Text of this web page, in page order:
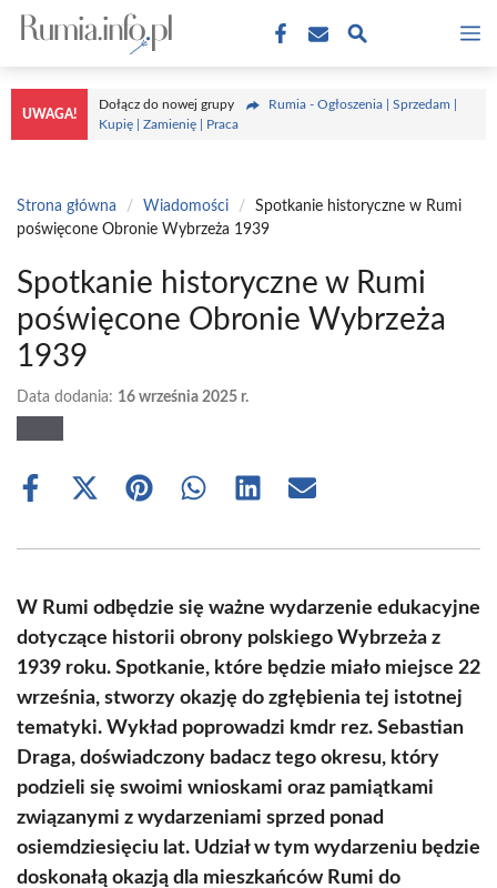
Przejdź
treści
UWAGA!
Dołącz do nowej grupy
Rumia - Ogłoszenia | Sprzedam |
Kupię | Zamienię | Praca
Strona główna / Wiadomości /
Spotkanie historyczne w Rumi
poświęcone Obronie Wybrzeża 1939
Spotkanie historyczne w Rumi
poświęcone Obronie Wybrzeża
1939
Data dodania: 16 września 2025 r.
Share
Share
(Twitter)
Share Share Share Share
W Rumi odbędzie się ważne wydarzenie edukacyjne
dotyczące historii obrony polskiego Wybrzeża z
1939 roku. Spotkanie, które będzie miało miejsce 22
września, stworzy okazję do zgłębienia tej istotnej
tematyki. Wykład poprowadzi kmdr rez. Sebastian
Draga, doświadczony badacz tego okresu, który
podzieli się swoimi wnioskami oraz pamiątkami
związanymi z wydarzeniami sprzed ponad
osiemdziesięciu lat. Udział w tym wydarzeniu będzie
doskonałą okazją dla mieszkańców Rumi do